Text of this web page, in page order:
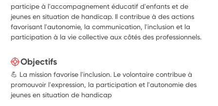
participe à l'accompagnement éducatif d'enfants et de
jeunes en situation de handicap. Il contribue à des actions
favorisant l'autonomie, la communication, l'inclusion et la
participation à la vie collective aux côtés des professionnels.
Objectifs
💪 La mission favorise l'inclusion. Le volontaire contribue à
promouvoir l'expression, la participation et l'autonomie des
jeunes en situation de handicap